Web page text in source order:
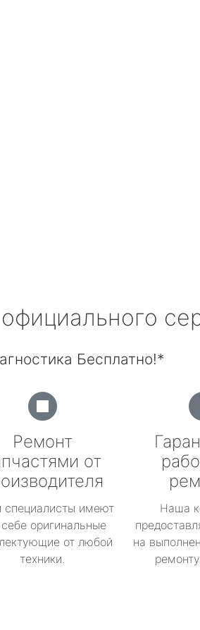
Бесплатно!*
Ремонт
от
имеют
оригинальные
от любой
техники.
Наша
на